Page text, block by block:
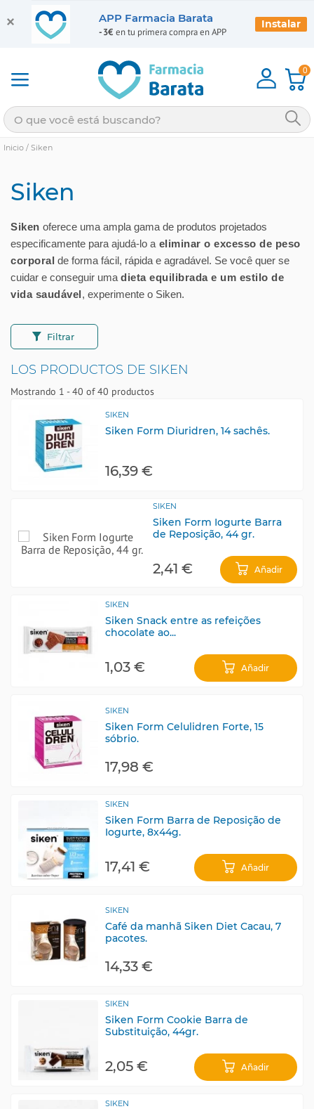
0
Inicio / Siken
Siken
Siken oferece uma ampla gama de produtos projetados
especificamente para ajudá-lo a eliminar o excesso de peso
corporal de forma fácil, rápida e agradável. Se você quer se
cuidar e conseguir uma dieta equilibrada e um estilo de
vida saudável, experimente o Siken.
Filtrar
LOS PRODUCTOS DE SIKEN
Mostrando 1 - 40 of 40 productos
SIKEN
Siken Form Diuridren, 14 sachês.
16,39 €
SIKEN
Siken Form Iogurte Barra
de Reposição, 44 gr.
2,41 € Añadir
SIKEN
Siken Snack entre as refeições
chocolate ao...
1,03 € Añadir
SIKEN
Siken Form Celulidren Forte, 15
sóbrio.
17,98 €
SIKEN
Siken Form Barra de Reposição de
Iogurte, 8x44g.
17,41 € Añadir
SIKEN
Café da manhã Siken Diet Cacau, 7
pacotes.
14,33 €
SIKEN
Siken Form Cookie Barra de
Substituição, 44gr.
2,05 € Añadir
SIKEN
APP Farmacia Barata
-3€ en tu primera compra en APP
Instalar